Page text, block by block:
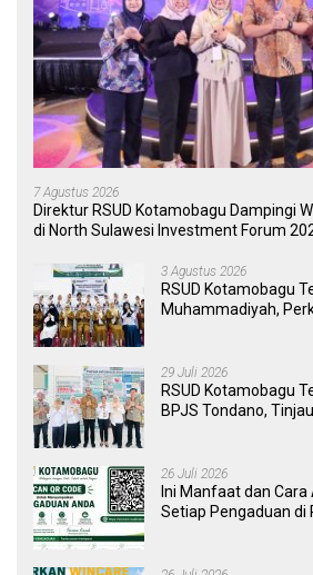
7 Agustus 2026
Direktur RSUD Kotamobagu Dampingi
di North Sulawesi Investment Forum
3 Agustus 2026
RSUD Kotamobagu
Muhammadiyah,
29 Juli 2026
RSUD Kotamobagu
BPJS Tondano,
26 Juli 2026
Ini Manfaat dan Cara
Setiap Pengaduan di